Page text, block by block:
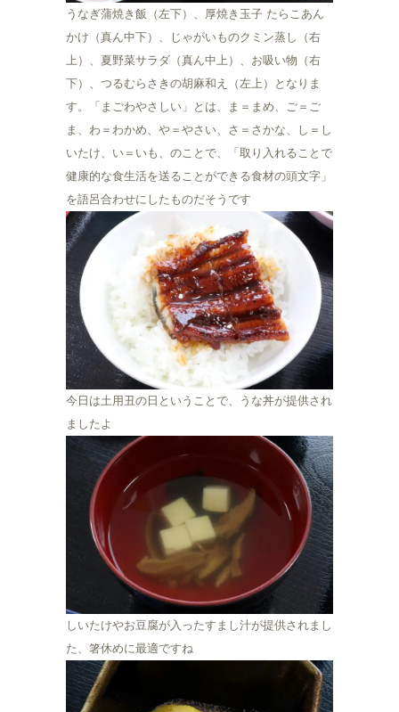
うなぎ蒲焼き飯（左下）、厚焼き玉子 たらこあん
かけ（真ん中下）、じゃがいものクミン蒸し（右
上）、夏野菜サラダ（真ん中上）、お吸い物（右
下）、つるむらさきの胡麻和え（左上）となりま
す。「まごわやさしい」とは、ま＝まめ、ご＝ご
ま、わ＝わかめ、や＝やさい、さ＝さかな、し＝し
いたけ、い＝いも、のことで、「取り入れることで
健康的な食生活を送ることができる食材の頭文字」
を語呂合わせにしたものだそうです
今日は土用丑の日ということで、うな丼が提供され
ましたよ
しいたけやお豆腐が入ったすまし汁が提供されまし
た、箸休めに最適ですね